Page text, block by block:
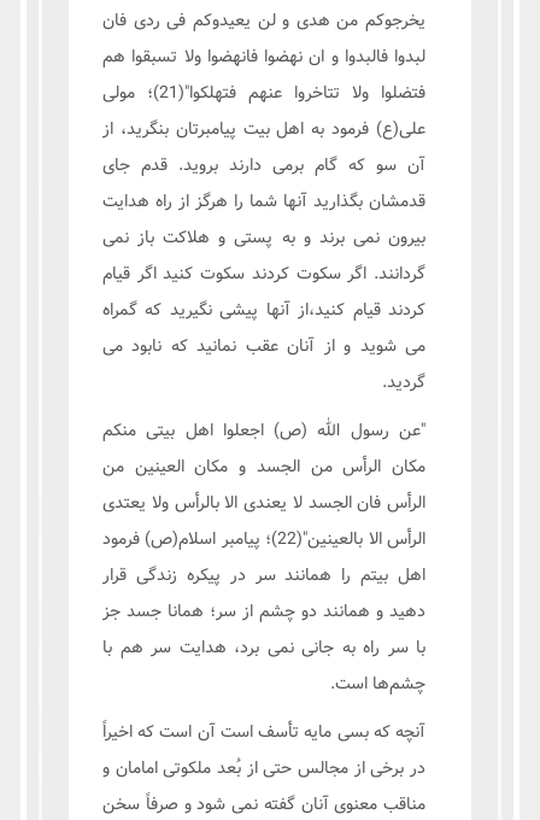
یخرجوکم من هدی و لن یعیدوکم فی ردی فان
لبدوا فالبدوا و ان نهضوا فانهضوا ولا تسبقوا هم
فتضلوا ولا تتاخروا عنهم فتهلکوا"(21)؛ مولی
علی(ع) فرمود به اهل بیت پیامبرتان بنگرید، از
آن سو که گام برمی دارند بروید. قدم جای
قدمشان بگذارید آنها شما را هرگز از راه هدایت
بیرون نمی برند و به پستی و هلاکت باز نمی
گردانند. اگر سکوت کردند سکوت کنید اگر قیام
کردند قیام کنید،از آنها پیشی نگیرید که گمراه
می شوید و از آنان عقب نمانید که نابود می
گردید.
"عن رسول الله (ص) اجعلوا اهل بیتی منکم
مکان الرأس من الجسد و مکان العینین من
الرأس فان الجسد لا یعندی الا بالرأس ولا یعتدی
الرأس الا بالعینین"(22)؛ پیامبر اسلام(ص) فرمود
اهل بیتم را همانند سر در پیکره زندگی قرار
دهید و همانند دو چشم از سر؛ همانا جسد جز
با سر راه به جانی نمی برد، هدایت سر هم با
چشم‌ها است.
آنچه که بسی مایه تأسف است آن است که اخیراً
در برخی از مجالس حتی از بُعد ملکوتی امامان و
مناقب معنوی آنان گفته نمی شود و صرفاً سخن